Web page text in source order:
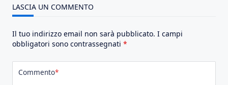
LASCIA UN COMMENTO
Il tuo indirizzo email non sarà pubblicato. I campi
obbligatori sono contrassegnati *
Commento*